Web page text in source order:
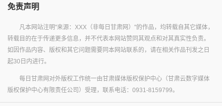
免责声明
凡本网站注明"来源：XXX（非每日甘肃网）"的作品，均转载自其它媒体，
转载目的在于传递更多信息，并不代表本网站赞同其观点和对其真实性负责。
如因作品内容、版权和其它问题需要同本网站联系的，请在相关作品刊发之日
起30日内进行。
每日甘肃网对外版权工作统一由甘肃媒体版权保护中心（甘肃云数字媒体
版权保护中心有限责任公司）受理，联系电话：0931-8159799。